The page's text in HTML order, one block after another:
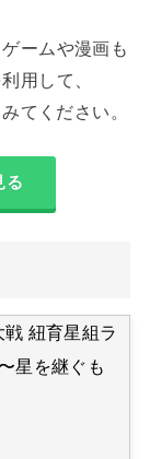
ームや漫画も
用して、
てください。
る